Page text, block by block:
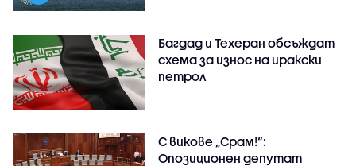
Багдад и Техеран обсъждат
схема за износ на иракски
петрол
С викове „Срам!“:
Опозиционен депутат